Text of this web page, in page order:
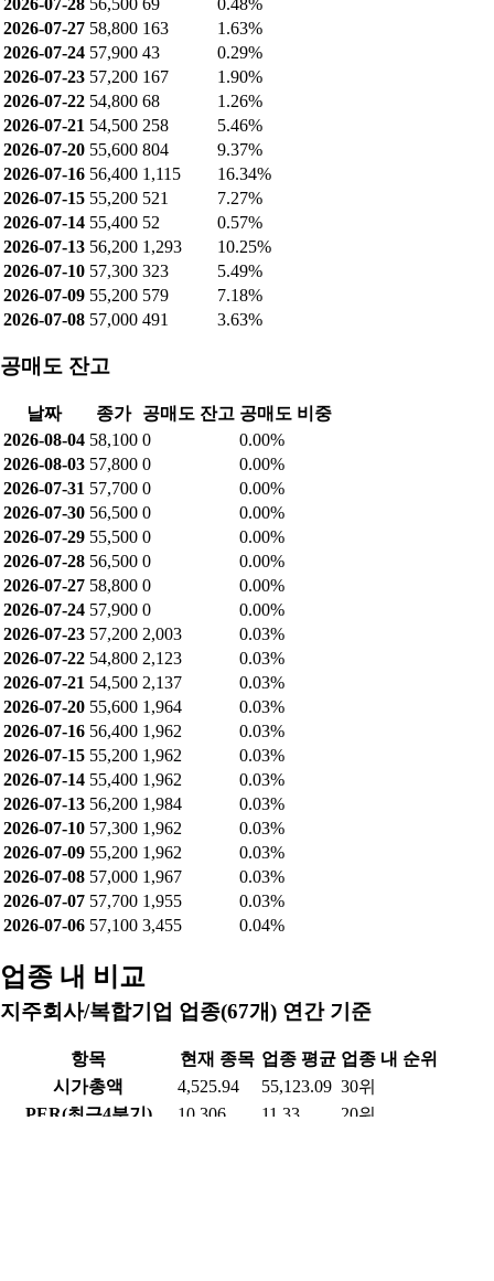
2026-07-27 58,800 163
1.63%
2026-07-24 57,900 43
0.29%
2026-07-23 57,200 167
1.90%
2026-07-22 54,800 68
1.26%
2026-07-21 54,500 258
5.46%
2026-07-20 55,600 804
9.37%
2026-07-16 56,400 1,115
16.34%
2026-07-15 55,200 521
7.27%
2026-07-14 55,400 52
0.57%
2026-07-13 56,200 1,293
10.25%
2026-07-10 57,300 323
5.49%
2026-07-09 55,200 579
7.18%
2026-07-08 57,000 491 3.63%
공매도 잔고
날짜 종가 공매도 잔고 공매도 비중
2026-08-04 58,100 0
0.00%
2026-08-03 57,800 0
0.00%
2026-07-31 57,700 0
0.00%
2026-07-30 56,500 0
0.00%
2026-07-29 55,500 0
0.00%
2026-07-28 56,500 0
0.00%
2026-07-27 58,800 0
0.00%
2026-07-24 57,900 0
0.00%
2026-07-23 57,200 2,003
0.03%
2026-07-22 54,800 2,123
0.03%
2026-07-21 54,500 2,137
0.03%
2026-07-20 55,600 1,964
0.03%
2026-07-16 56,400 1,962
0.03%
2026-07-15 55,200 1,962
0.03%
2026-07-14 55,400 1,962
0.03%
2026-07-13 56,200 1,984
0.03%
2026-07-10 57,300 1,962
0.03%
2026-07-09 55,200 1,962
0.03%
2026-07-08 57,000 1,967
0.03%
2026-07-07 57,700 1,955
0.03%
2026-07-06 57,100 3,455 0.04%
업종 내 비교
지주회사/복합기업 업종(67개) 연간 기준
항목 현재 종목 업종 평균 업종 내 순위
시가총액
4,525.94 55,123.09 30위
PER(최근4분기)
10.306 11.33
20위